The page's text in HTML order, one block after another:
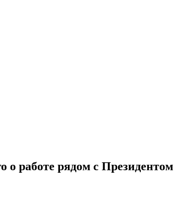
о работе рядом с Президентом